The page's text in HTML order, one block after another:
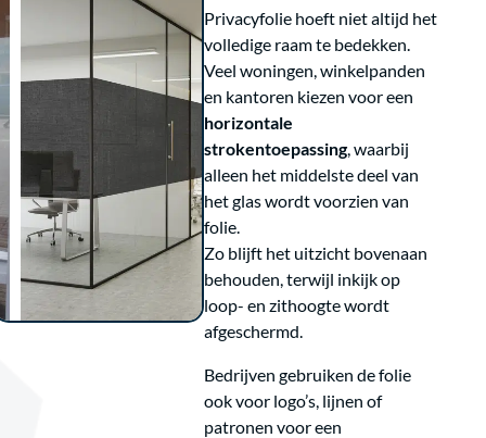
Privacyfolie hoeft niet altijd het
volledige raam te bedekken.
Veel woningen, winkelpanden
en kantoren kiezen voor een
horizontale
strokentoepassing, waarbij
alleen het middelste deel van
het glas wordt voorzien van
folie.
Zo blijft het uitzicht bovenaan
behouden, terwijl inkijk op
loop- en zithoogte wordt
afgeschermd.
Bedrijven gebruiken de folie
ook voor logo’s, lijnen of
patronen voor een